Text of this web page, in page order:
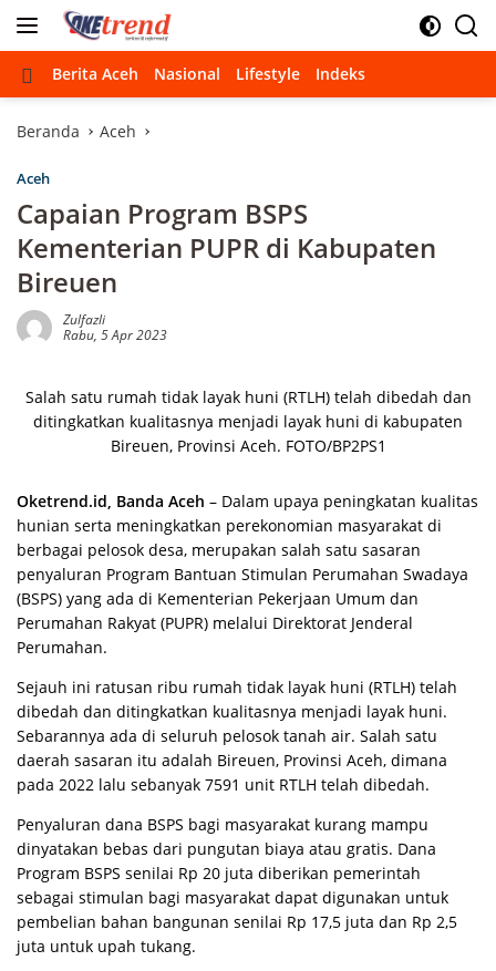
Langsung
Beranda
Berita Aceh Nasional Lifestyle Indeks
Beranda Aceh
Aceh
Capaian Program BSPS
Kementerian PUPR di Kabupaten
Bireuen
Zulfazli
Rabu, 5 Apr 2023
Salah satu rumah tidak layak huni (RTLH) telah dibedah dan
ditingkatkan kualitasnya menjadi layak huni di kabupaten
Bireuen, Provinsi Aceh. FOTO/BP2PS1
Oketrend.id, Banda Aceh – Dalam upaya peningkatan kualitas
hunian serta meningkatkan perekonomian masyarakat di
berbagai pelosok desa, merupakan salah satu sasaran
penyaluran Program Bantuan Stimulan Perumahan Swadaya
(BSPS) yang ada di Kementerian Pekerjaan Umum dan
Perumahan Rakyat (PUPR) melalui Direktorat Jenderal
Perumahan.
Sejauh ini ratusan ribu rumah tidak layak huni (RTLH) telah
dibedah dan ditingkatkan kualitasnya menjadi layak huni.
Sebarannya ada di seluruh pelosok tanah air. Salah satu
daerah sasaran itu adalah Bireuen, Provinsi Aceh, dimana
pada 2022 lalu sebanyak 7591 unit RTLH telah dibedah.
Penyaluran dana BSPS bagi masyarakat kurang mampu
dinyatakan bebas dari pungutan biaya atau gratis. Dana
Program BSPS senilai Rp 20 juta diberikan pemerintah
sebagai stimulan bagi masyarakat dapat digunakan untuk
pembelian bahan bangunan senilai Rp 17,5 juta dan Rp 2,5
juta untuk upah tukang.